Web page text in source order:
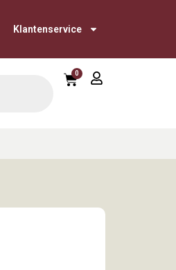
Klantenservice
0